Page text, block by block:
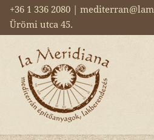
+36 1 336 2080 |
Ürömi utca 45.